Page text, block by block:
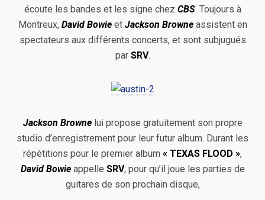
écoute les bandes et les signe chez CBS. Toujours à
Montreux, David Bowieet Jackson Browneassistent en
spectateurs aux différents concerts, et sont subjugués
par SRV.
Jackson Brownelui propose gratuitement son propre
studio d’enregistrement pour leur futur album. Durant les
répétitions pour le premier album « TEXAS FLOOD »,
David Bowieappelle SRV, pour qu’il joue les parties de
guitares de son prochain disque,